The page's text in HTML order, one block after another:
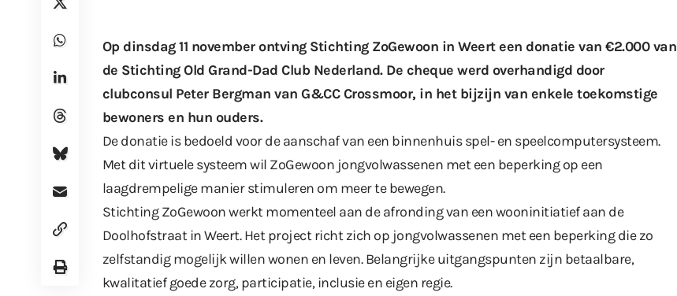
Op dinsdag 11 november ontving Stichting ZoGewoon in Weert een donatie van €2.000 van
de Stichting Old Grand-Dad Club Nederland. De cheque werd overhandigd door
clubconsul Peter Bergman van G&CC Crossmoor, in het bijzijn van enkele toekomstige
bewoners en hun ouders.
De donatie is bedoeld voor de aanschaf van een binnenhuis spel- en speelcomputersysteem.
Met dit virtuele systeem wil ZoGewoon jongvolwassenen met een beperking op een
laagdrempelige manier stimuleren om meer te bewegen.
Stichting ZoGewoon werkt momenteel aan de afronding van een wooninitiatief aan de
Doolhofstraat in Weert. Het project richt zich op jongvolwassenen met een beperking die zo
zelfstandig mogelijk willen wonen en leven. Belangrijke uitgangspunten zijn betaalbare,
kwalitatief goede zorg, participatie, inclusie en eigen regie.